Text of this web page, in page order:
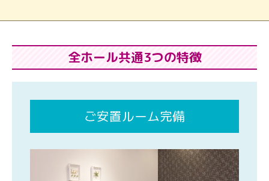
全ホール共通3つの特徴
ご安置ルーム完備